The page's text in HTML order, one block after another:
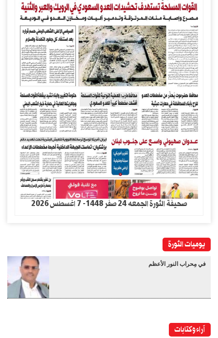
صحيفة الثورة الجمعه 24 صفر 1448- 7 اغسطس 2026
يوميات الثورة
في مِحراب النور الأعظم
آراء وكتابات